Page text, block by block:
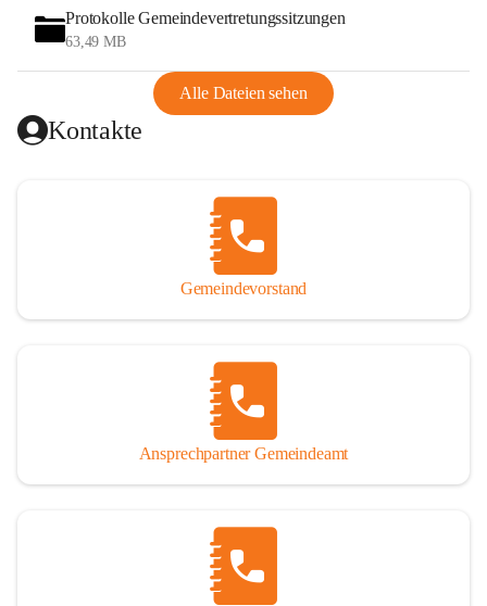
Protokolle Gemeindevertretungssitzungen
63,49 MB
Alle Dateien sehen
Kontakte
Gemeindevorstand
Ansprechpartner Gemeindeamt